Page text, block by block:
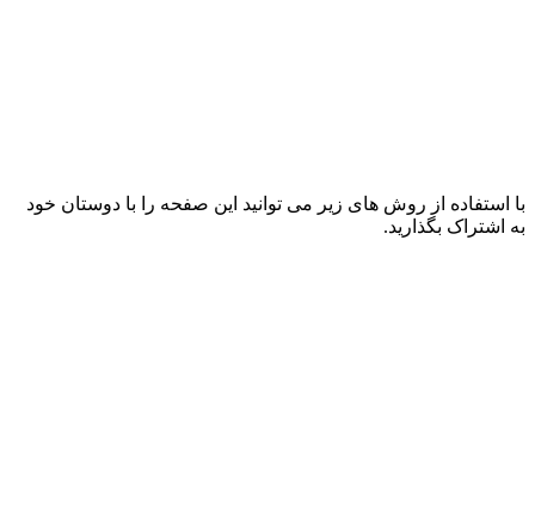
با استفاده از روش های زیر می توانید این صفحه را با دوستان خود
به اشتراک بگذارید.